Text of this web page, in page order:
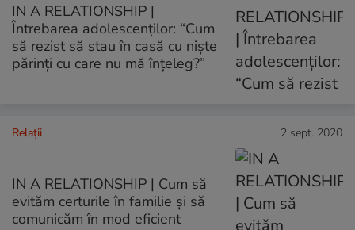
IN A RELATIONSHIP |
Întrebarea adolescenților: “Cum
să rezist să stau în casă cu niște
părinți cu care nu mă înțeleg?”
Relații 2 sept. 2020
IN A RELATIONSHIP | Cum să
evităm certurile în familie și să
comunicăm în mod eficient